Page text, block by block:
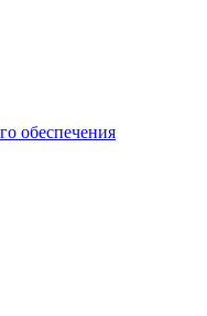
обеспечения